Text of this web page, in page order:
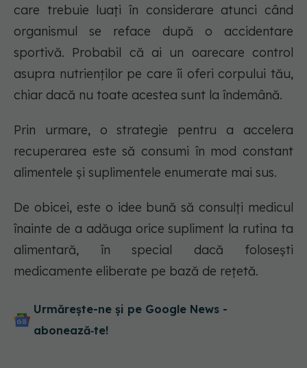
care trebuie luați în considerare atunci când
organismul se reface după o accidentare
sportivă. Probabil că ai un oarecare control
asupra nutrienților pe care îi oferi corpului tău,
chiar dacă nu toate acestea sunt la îndemână.
Prin urmare, o strategie pentru a accelera
recuperarea este să consumi în mod constant
alimentele și suplimentele enumerate mai sus.
De obicei, este o idee bună să consulți medicul
înainte de a adăuga orice supliment la rutina ta
alimentară, în special dacă folosești
medicamente eliberate pe bază de rețetă.
Urmărește-ne și pe Google News -
abonează‑te!